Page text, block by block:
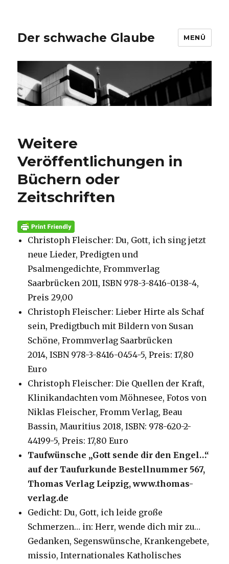
Der schwache Glaube MENÜ
Weitere
Veröffentlichungen in
Büchern oder
Zeitschriften
Christoph Fleischer: Du, Gott, ich sing jetzt
neue Lieder,Predigten und
Psalmengedichte, Frommverlag
Saarbrücken 2011, ISBN 978-3-8416-0138-4,
Preis 29,00
Christoph Fleischer: Lieber Hirte als Schaf
sein,Predigtbuch mit Bildern von Susan
Schöne,Frommverlag Saarbrücken
2014,ISBN 978-3-8416-0454-5, Preis: 17,80
Euro
Christoph Fleischer: Die Quellen der Kraft,
Klinikandachten vom Möhnesee, Fotos von
Niklas Fleischer, Fromm Verlag, Beau
Bassin, Mauritius 2018, ISBN: 978-620-2-
44199-5, Preis: 17,80 Euro
Taufwünsche „Gott sende dir den Engel…“
auf der Taufurkunde Bestellnummer 567,
Thomas Verlag Leipzig, www.thomas-
verlag.de
Gedicht: Du, Gott, ich leide große
Schmerzen… in: Herr, wende dich mir zu…
Gedanken, Segenswünsche, Krankengebete,
missio, Internationales Katholisches